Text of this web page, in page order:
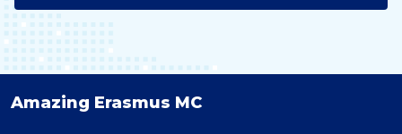
Amazing Erasmus MC